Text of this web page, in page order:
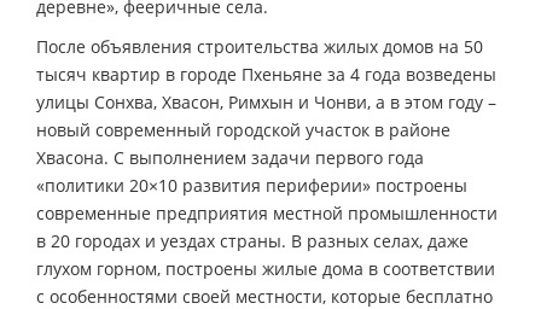
деревне», фееричные села.
После объявления строительства жилых домов на 50
тысяч квартир в городе Пхеньяне за 4 года возведены
улицы Сонхва, Хвасон, Римхын и Чонви, а в этом году –
новый современный городской участок в районе
Хвасона. С выполнением задачи первого года
«политики 20×10 развития периферии» построены
современные предприятия местной промышленности
в 20 городах и уездах страны. В разных селах, даже
глухом горном, построены жилые дома в соответствии
с особенностями своей местности, которые бесплатно